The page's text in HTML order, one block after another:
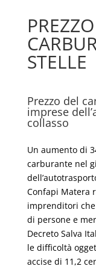
STELLE
Prezzo del
imprese
collasso
Un aumento di
carburante nel
Confapi Matera
imprenditori
di persone e
Decreto Salva
le difficoltà
accise di 11,2